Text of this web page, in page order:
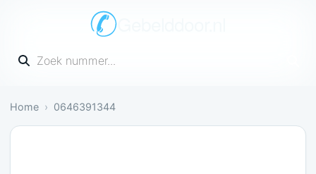
Gebelddoor.nl
Vul een telefoonnummer in
Home 0646391344